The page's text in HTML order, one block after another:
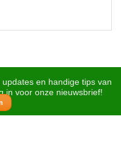
en handige tips van
in voor onze nieuwsbrief!